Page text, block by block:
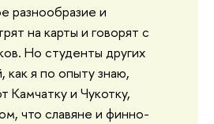
разнообразие и
на карты и говорят с
Но студенты других
как я по опыту знаю,
Камчатку и Чукотку,
что славяне и финно-